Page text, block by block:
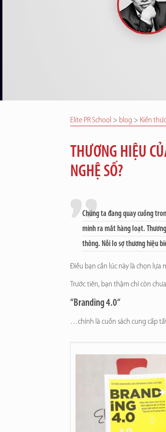
Elite PR School > blog > Kiến thức
THƯƠNG HIỆU
NGHỆ SỐ?
Chúng ta đang quay cuồng
minh ra mắt hàng loạt.
thông. Nỗi lo sợ thương hiệu
Điều bạn cần lúc này là chọn lựa
Trước tiên, bạn thậm chí còn
“Branding 4.0“
…chính là cuốn sách cung cấp